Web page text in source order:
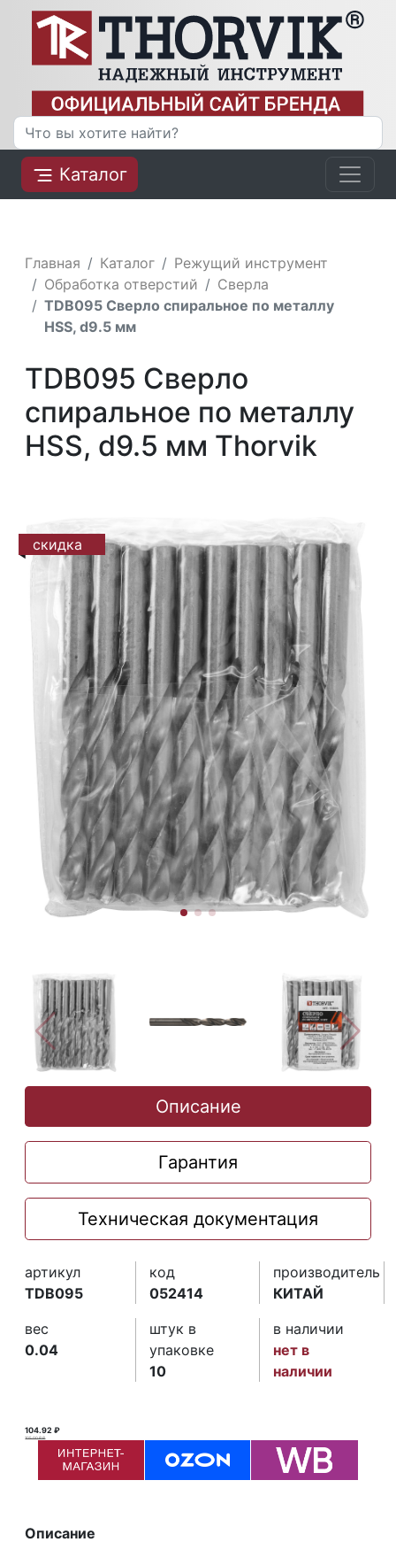
Каталог
Главная Каталог
Режущий инструмент
Обработка отверстий
Сверла
TDB095 Сверло спиральное по металлу
HSS, d9.5 мм
TDB095 Сверло
спиральное по металлу
HSS, d9.5 мм Thorvik
скидка
Описание
Гарантия
Техническая документация
артикул
TDB095
код
052414
производитель
КИТАЙ
вес
0.04
штук в
упаковке
10
в наличии
нет в
наличии
104.92 ₽
105.00 ₽ ₽
Описание